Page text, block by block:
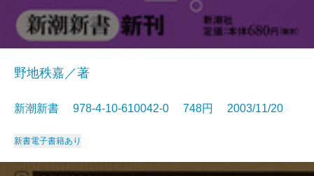
野地秩嘉／著
新潮新書 978-4-10-610042-0 748円 2003/11/20
新書電子書籍あり